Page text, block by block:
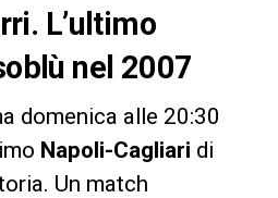
L’ultimo
nel 2007
domenica alle 20:30
Napoli-Cagliari di
Un match